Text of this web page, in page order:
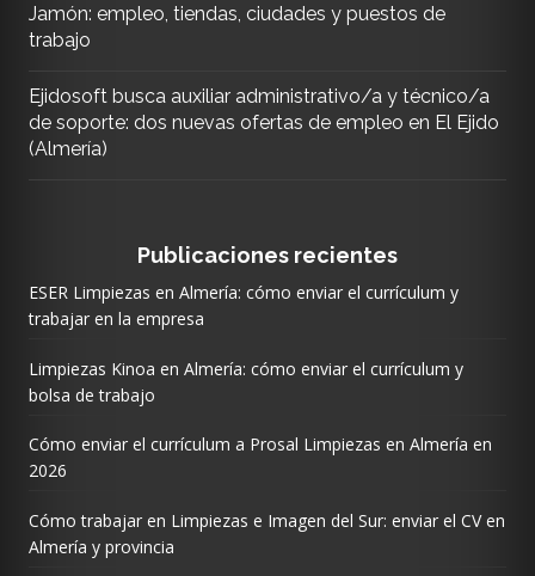
Jamón: empleo, tiendas, ciudades y puestos de
trabajo
Ejidosoft busca auxiliar administrativo/a y técnico/a
de soporte: dos nuevas ofertas de empleo en El Ejido
(Almería)
Publicaciones recientes
ESER Limpiezas en Almería: cómo enviar el currículum y
trabajar en la empresa
Limpiezas Kinoa en Almería: cómo enviar el currículum y
bolsa de trabajo
Cómo enviar el currículum a Prosal Limpiezas en Almería en
2026
Cómo trabajar en Limpiezas e Imagen del Sur: enviar el CV en
Almería y provincia